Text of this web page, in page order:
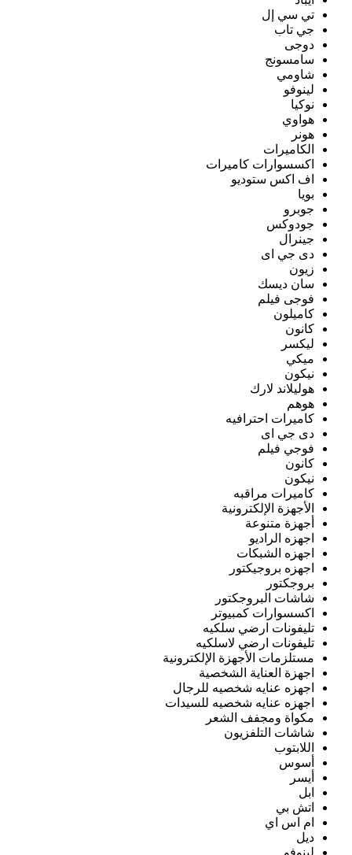
تي سي إل
جي تاب
دوجى
سامسونج
شاومي
لينوفو
نوكيا
هواوي
هونر
الكاميرات
اكسسوارات كاميرات
اف اكس ستوديو
بويا
جوبرو
جودوكس
جينرال
دى جي اى
زيون
سان ديسك
فوجى فيلم
كاميلون
كانون
ليكسر
ميكي
نيكون
هوليلاند لارك
هوهم
كاميرات احترافيه
دى جي اى
فوجي فيلم
كانون
نيكون
كاميرات مراقبه
الأجهزة الإلكترونية
أجهزة متنوعة
اجهزه الراديو
اجهزه الشبكات
اجهزه بروجيكتور
بروجكتور
شاشات البروجكتور
اكسسوارات كمبيوتر
تليفونات ارضي سلكيه
تليفونات ارضي لاسلكيه
مستلزمات الأجهزة الإلكترونية
اجهزة العناية الشخصية
اجهزه عنايه شخصيه للرجال
اجهزه عنايه شخصيه للسيدات
مكواة ومجفف الشعر
شاشات التلفزيون
اللابتوب
أسوس
أيسر
ابل
اتش بي
ام اس اي
ديل